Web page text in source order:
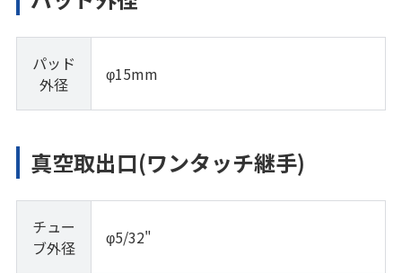
パッド
外径
φ15mm
真空取出口(ワンタッチ継手)
チュー
ブ外径
φ5/32"